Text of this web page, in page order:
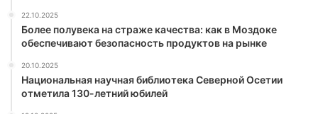
22.10.2025
Более полувека на страже качества: как в Моздоке
обеспечивают безопасность продуктов на рынке
20.10.2025
Национальная научная библиотека Северной Осетии
отметила 130-летний юбилей